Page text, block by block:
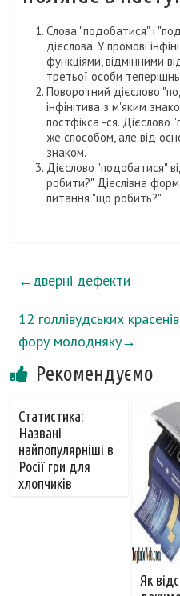
Слова "подобатися" і
дієслова. У промові
функціями, відмінними
третьої особи
Поворотний дієслово
інфінітива з м'яким
постфікса -ся. Дієслово
же способом, але від
знаком.
Дієслово "подобатися"
робити?" Дієслівна
питання "що робить?"
←дверні дефекти
12 голлівудських
фору молодняку→
Рекомендуємо
Статистика:
Названі
найпопулярніші в
Росії гри для
хлопчиків
Як